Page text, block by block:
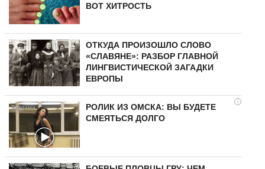
ВОТ ХИТРОСТЬ
ОТКУДА ПРОИЗОШЛО СЛОВО
«СЛАВЯНЕ»: РАЗБОР ГЛАВНОЙ
ЛИНГВИСТИЧЕСКОЙ ЗАГАДКИ
ЕВРОПЫ
i
РОЛИК ИЗ ОМСКА: ВЫ БУДЕТЕ
СМЕЯТЬСЯ ДОЛГО